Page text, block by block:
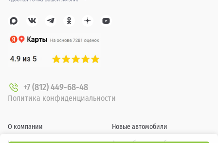
+7 (812) 449-68-48
Политика конфиденциальности
О компании
Новые автомобили